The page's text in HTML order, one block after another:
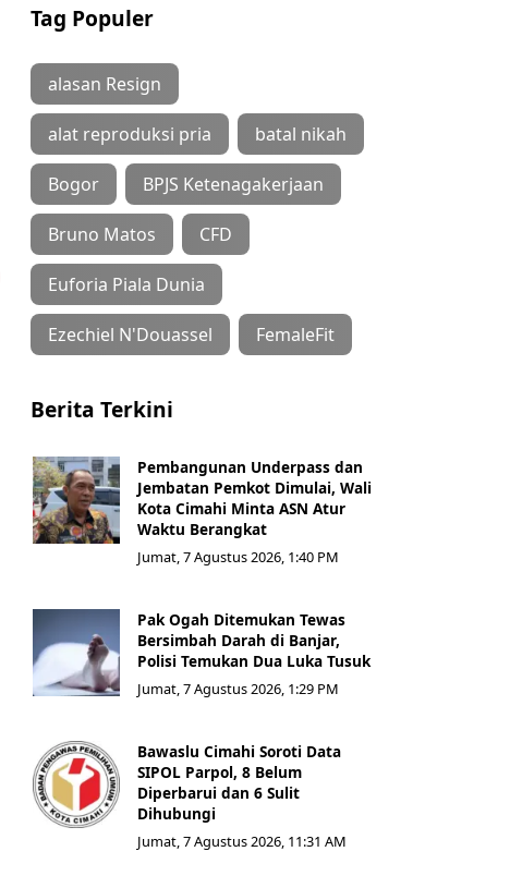
Tag Populer
alasan Resign
alat reproduksi pria batal nikah
Bogor BPJS Ketenagakerjaan
Bruno Matos CFD
Euforia Piala Dunia
Ezechiel N'Douassel FemaleFit
Berita Terkini
Pembangunan Underpass dan
Jembatan Pemkot Dimulai, Wali
Kota Cimahi Minta ASN Atur
Waktu Berangkat
Jumat, 7 Agustus 2026, 1:40 PM
Pak Ogah Ditemukan Tewas
Bersimbah Darah di Banjar,
Polisi Temukan Dua Luka Tusuk
Jumat, 7 Agustus 2026, 1:29 PM
Bawaslu Cimahi Soroti Data
SIPOL Parpol, 8 Belum
Diperbarui dan 6 Sulit
Dihubungi
Jumat, 7 Agustus 2026, 11:31 AM